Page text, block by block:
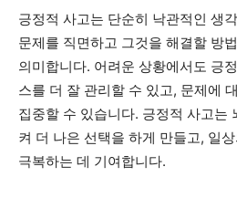
긍정적 사고는 단순히 낙관적인 생
문제를 직면하고 그것을 해결할 방
의미합니다. 어려운 상황에서도 긍
스를 더 잘 관리할 수 있고, 문제에
집중할 수 있습니다. 긍정적 사고는
켜 더 나은 선택을 하게 만들고, 일
극복하는 데 기여합니다.